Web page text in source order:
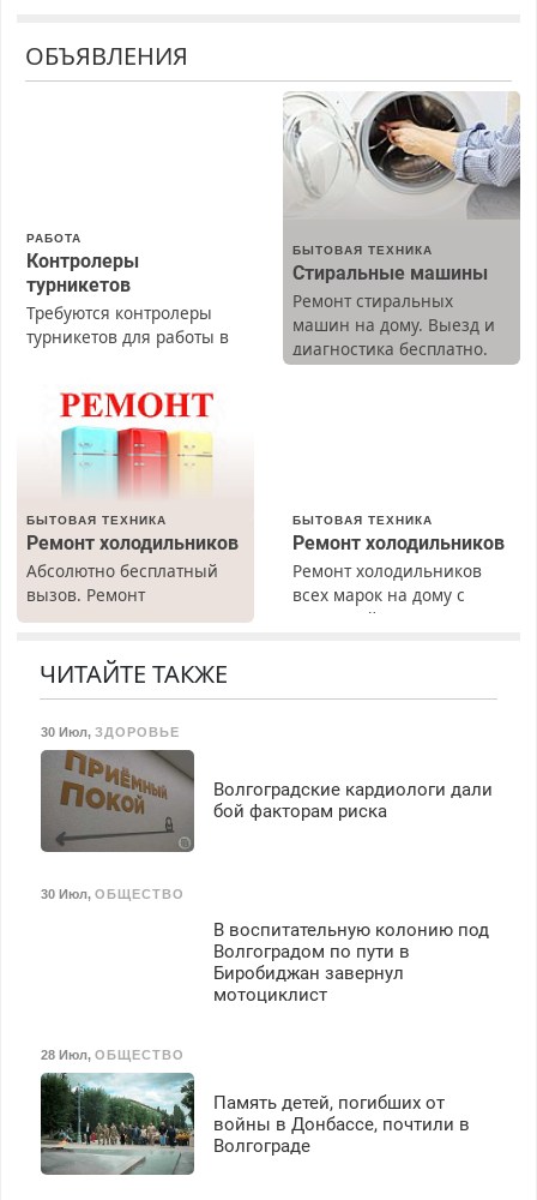
ОБЪЯВЛЕНИЯ
РАБОТА
Контролеры
турникетов
Требуются контролеры
турникетов для работы в
Прием по ТК РФ. График
работы любой.
Бесплатное проживание.
З/п – до 96000 рублей до
Ежемесячно
выплачивается денежная
премия. Возможно
бесплатное обучение,
получение документов,
транспортной
безопасности с з/п до
БЫТОВАЯ ТЕХНИКА
Стиральные машины
Ремонт стиральных
машин на дому. Выезд и
диагностика бесплатно.
Предусмотрены скидки.
БЫТОВАЯ ТЕХНИКА
Ремонт холодильников
Абсолютно бесплатный
вызов. Ремонт
холодильников всех
гарантией. Все р-ны.
40%. Мастер со стажем.
БЫТОВАЯ ТЕХНИКА
Ремонт холодильников
Ремонт холодильников
всех марок на дому с
гарантией. Замена
ЧИТАЙТЕ ТАКЖЕ
30 Июл, ЗДОРОВЬЕ
Волгоградские кардиологи дали
бой факторам риска
30 Июл, ОБЩЕСТВО
В воспитательную колонию под
Волгоградом по пути в
Биробиджан завернул
мотоциклист
28 Июл, ОБЩЕСТВО
Память детей, погибших от
войны в Донбассе, почтили в
Волгограде